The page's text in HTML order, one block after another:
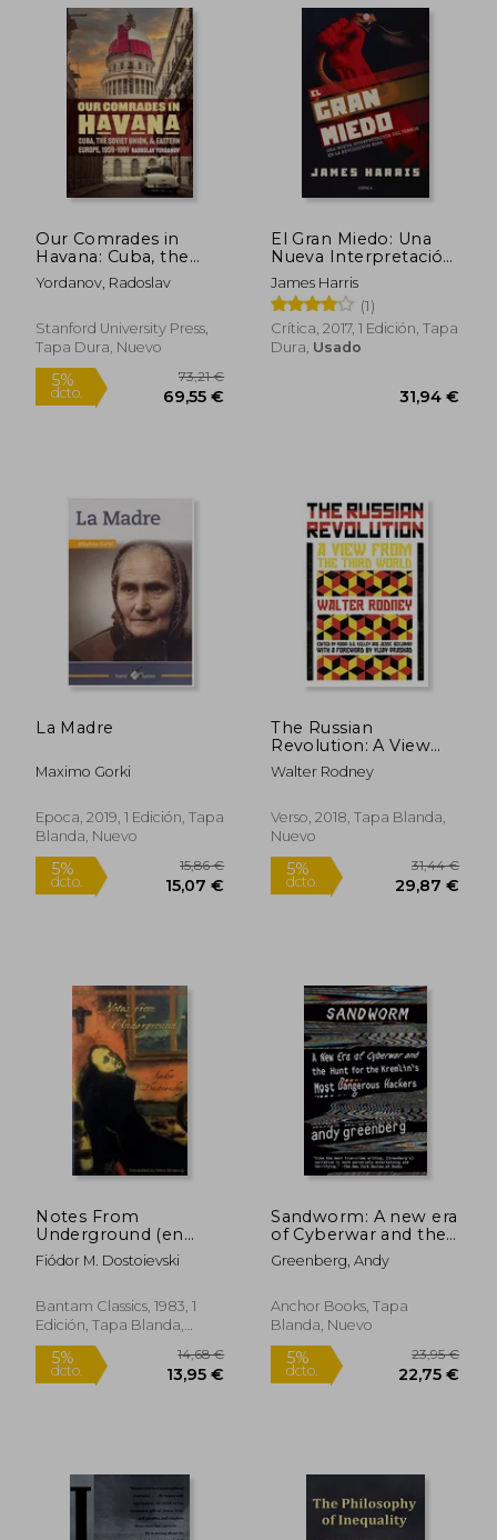
Rápido
Our Comrades in
Havana: Cuba, the
Soviet Union, and
Eastern Europe,
Yordanov, Radoslav
Stanford University Press,
Tapa Dura, Nuevo
5%
dcto. 69,55 €
El Gran Miedo: Una
Nueva Interpretación
del Terror en la
Revolución Rusa
James Harris
(1)
Crítica, 2017, 1 Edición, Tapa
Dura, Usado
La Madre
Maximo Gorki
Epoca, 2019, 1 Edición, Tapa
Blanda, Nuevo
The Russian
Revolution: A View
From the Third World
(en Inglés)
Walter Rodney
Verso, 2018, Tapa Blanda,
Nuevo
Notes From
Underground (en
Inglés)
Fiódor M. Dostoievski
Bantam Classics, 1983, 1
Edición, Tapa Blanda,
Nuevo
Sandworm: A new era
of Cyberwar and the
Hunt for the
Kremlin's Most
(en Inglés)
Greenberg, Andy
Anchor Books, Tapa
Blanda, Nuevo